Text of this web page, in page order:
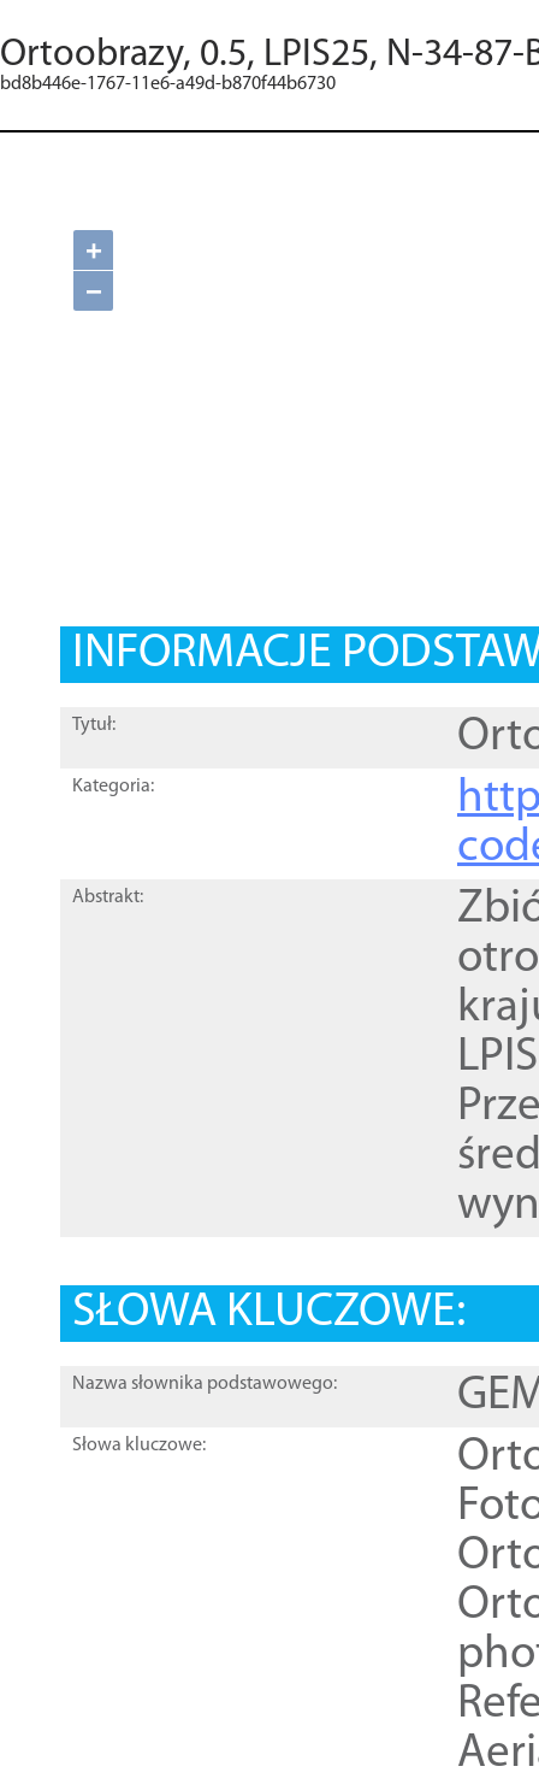
Ortoobrazy, 0.5, LPIS25, N-34-87-
bd8b446e-1767-11e6-a49d-b870f44b6730
+
−
INFORMACJE
Tytuł:
Kategoria:
Abstrakt:
SŁOWA KLUCZOWE:
Nazwa słownika podstawowego:
Słowa kluczowe: